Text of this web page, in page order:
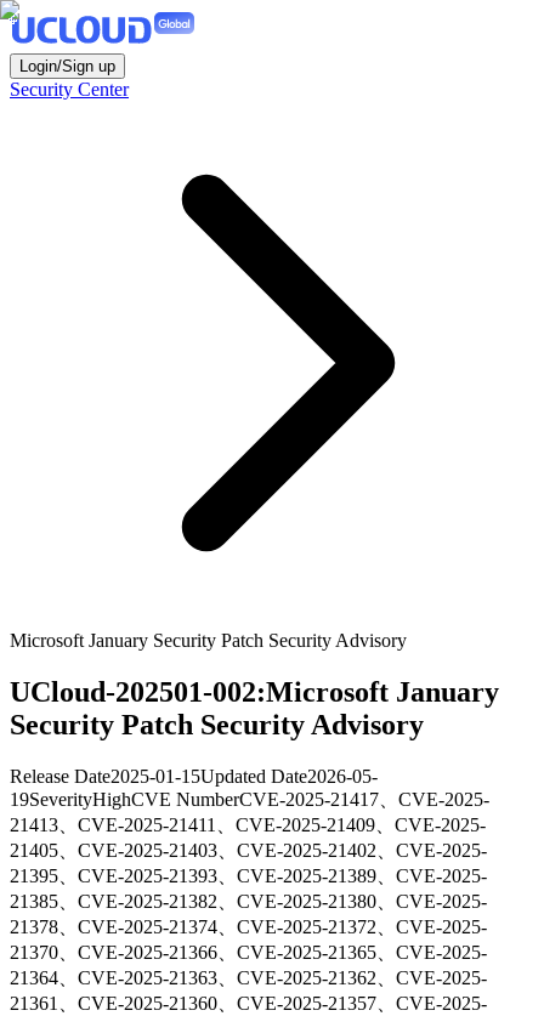
Login/Sign up
Security Center
Microsoft January Security Patch Security Advisory
UCloud-202501-002:Microsoft January
Security Patch Security Advisory
Release Date2025-01-15Updated Date2026-05-
19SeverityHighCVE NumberCVE-2025-21417、CVE-2025-
21413、CVE-2025-21411、CVE-2025-21409、CVE-2025-
21405、CVE-2025-21403、CVE-2025-21402、CVE-2025-
21395、CVE-2025-21393、CVE-2025-21389、CVE-2025-
21385、CVE-2025-21382、CVE-2025-21380、CVE-2025-
21378、CVE-2025-21374、CVE-2025-21372、CVE-2025-
21370、CVE-2025-21366、CVE-2025-21365、CVE-2025-
21364、CVE-2025-21363、CVE-2025-21362、CVE-2025-
21361、CVE-2025-21360、CVE-2025-21357、CVE-2025-